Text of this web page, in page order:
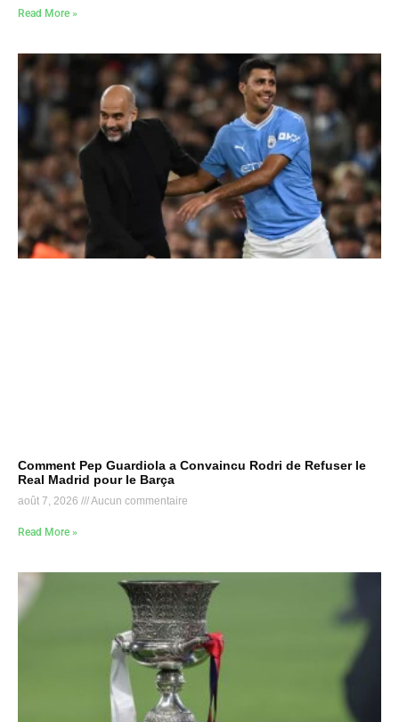
Read More »
Comment Pep Guardiola a Convaincu Rodri de Refuser le
Real Madrid pour le Barça
août 7, 2026 Aucun commentaire
Read More »